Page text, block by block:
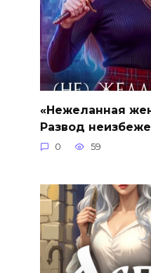
«Нежеланная
Развод
0 59